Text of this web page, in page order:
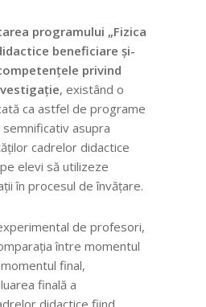
programului „Fizica
beneficiare și-
privind
, existând o
ca astfel de programe
semnificativ asupra
cadrelor didactice
elevi să utilizeze
în procesul de învățare.
de profesori,
între momentul
final,
finală a